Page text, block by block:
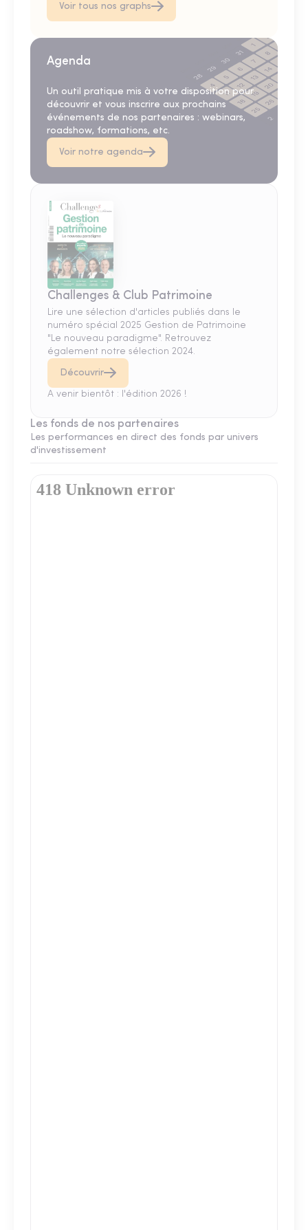
Voir tous nos graphs
Agenda
Un outil pratique mis à votre disposition pour
découvrir et vous inscrire aux prochains
événements de nos partenaires : webinars,
roadshow, formations, etc.
Voir notre agenda
Challenges & Club Patrimoine
Lire une sélection d'articles publiés dans le
numéro spécial 2025 Gestion de Patrimoine
"Le nouveau paradigme". Retrouvez
également notre sélection 2024.
Découvrir
A venir bientôt : l'édition 2026 !
Les fonds de nos partenaires
Les performances en direct des fonds par univers
d'investissement